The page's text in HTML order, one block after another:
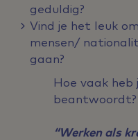
geduldig?
Vind je het leuk
mensen/
gaan?
Hoe vaak heb
beantwoordt?
“Werken als